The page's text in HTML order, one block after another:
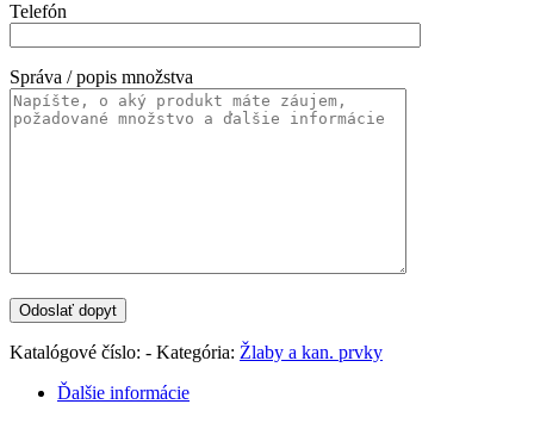
Telefón
Správa / popis množstva
Katalógové číslo: - Kategória: Žlaby a kan. prvky
Ďalšie informácie